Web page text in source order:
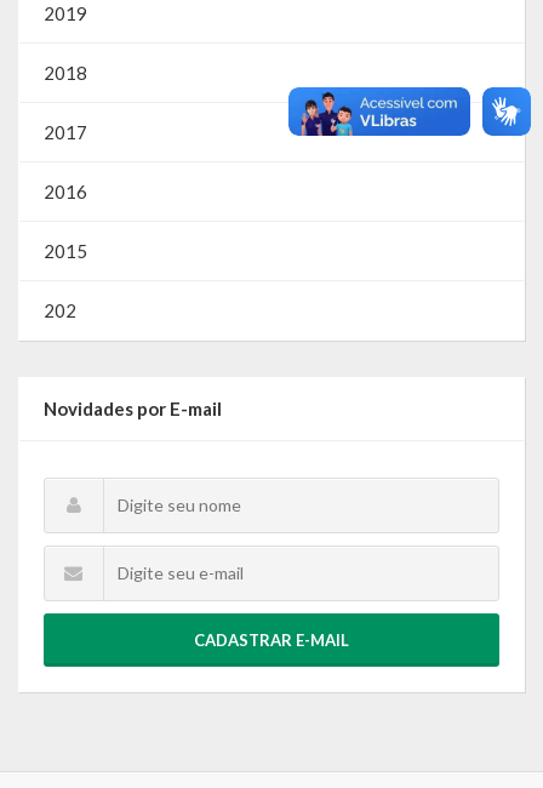
2019
2018
2017
2016
2015
202
Novidades por E-mail
CADASTRAR E-MAIL